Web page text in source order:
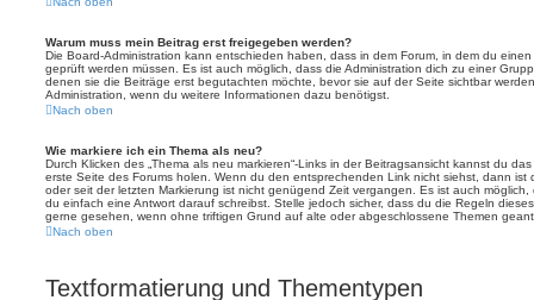
Warum muss mein Beitrag erst freigegeben werden?
Die Board-Administration kann entschieden haben, dass in dem Forum, in dem du
geprüft werden müssen. Es ist auch möglich, dass die Administration dich zu einer
denen sie die Beiträge erst begutachten möchte, bevor sie auf der Seite sichtbar
Administration, wenn du weitere Informationen dazu benötigst.
Nach oben
Wie markiere ich ein Thema als neu?
Durch Klicken des „Thema als neu markieren“-Links in der Beitragsansicht kannst du
erste Seite des Forums holen. Wenn du den entsprechenden Link nicht siehst, dann ist
oder seit der letzten Markierung ist nicht genügend Zeit vergangen. Es ist auch
du einfach eine Antwort darauf schreibst. Stelle jedoch sicher, dass du die Regeln
gerne gesehen, wenn ohne triftigen Grund auf alte oder abgeschlossene Themen
Nach oben
Textformatierung und Thementypen